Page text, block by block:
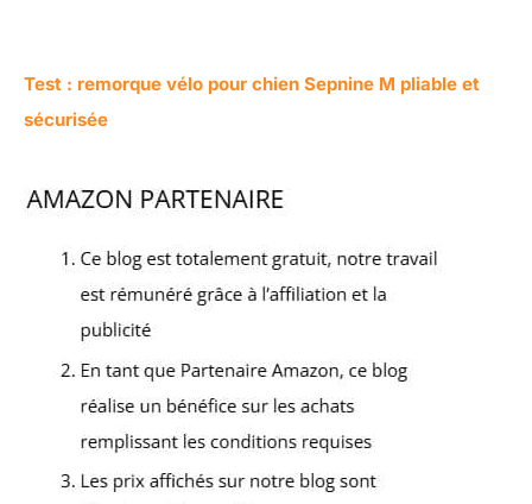
Test : remorque vélo pour chien Sepnine M pliable et
sécurisée